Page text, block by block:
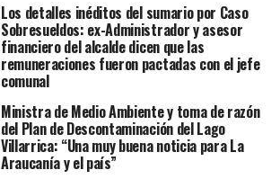
Los detalles inéditos del sumario por Caso
Sobresueldos: ex-Administrador y asesor
financiero del alcalde dicen que las
remuneraciones fueron pactadas con el jefe
comunal
Ministra de Medio Ambiente y toma de razón
del Plan de Descontaminación del Lago
Villarrica: “Una muy buena noticia para La
Araucanía y el país”